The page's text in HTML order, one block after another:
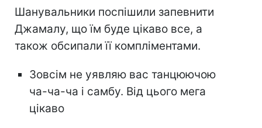
Шанувальники поспішили запевнити
Джамалу, що їм буде цікаво все, а
також обсипали її компліментами.
Зовсім не уявляю вас танцюючою
ча-ча-ча і самбу. Від цього мега
цікаво